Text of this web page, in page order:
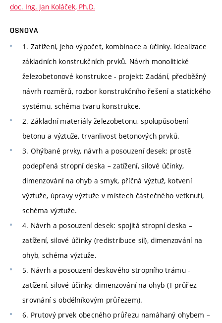
doc. Ing. Jan Koláček, Ph.D.
OSNOVA
1. Zatížení, jeho výpočet, kombinace a účinky. Idealizace
základních konstrukčních prvků. Návrh monolitické
železobetonové konstrukce - projekt: Zadání, předběžný
návrh rozměrů, rozbor konstrukčního řešení a statického
systému, schéma tvaru konstrukce.
2. Základní materiály železobetonu, spolupůsobení
betonu a výztuže, trvanlivost betonových prvků.
3. Ohýbané prvky, návrh a posouzení desek: prostě
podepřená stropní deska – zatížení, silové účinky,
dimenzování na ohyb a smyk, příčná výztuž, kotvení
výztuže, úpravy výztuže v místech částečného vetknutí,
schéma výztuže.
4. Návrh a posouzení desek: spojitá stropní deska –
zatížení, silové účinky (redistribuce sil), dimenzování na
ohyb, schéma výztuže.
5. Návrh a posouzení deskového stropního trámu -
zatížení, silové účinky, dimenzování na ohyb (T-průřez,
srovnání s obdélníkovým průřezem).
6. Prutový prvek obecného průřezu namáhaný ohybem –